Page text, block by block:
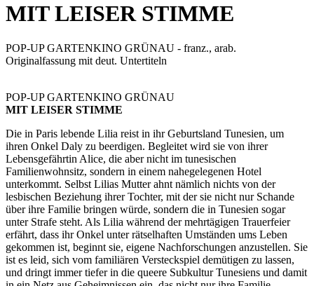
MIT LEISER STIMME
POP-UP GARTENKINO GRÜNAU - franz., arab.
Originalfassung mit deut. Untertiteln
POP-UP GARTENKINO GRÜNAU
MIT LEISER STIMME
Die in Paris lebende Lilia reist in ihr Geburtsland Tunesien, um
ihren Onkel Daly zu beerdigen. Begleitet wird sie von ihrer
Lebensgefährtin Alice, die aber nicht im tunesischen
Familienwohnsitz, sondern in einem nahegelegenen Hotel
unterkommt. Selbst Lilias Mutter ahnt nämlich nichts von der
lesbischen Beziehung ihrer Tochter, mit der sie nicht nur Schande
über ihre Familie bringen würde, sondern die in Tunesien sogar
unter Strafe steht. Als Lilia während der mehrtägigen Trauerfeier
erfährt, dass ihr Onkel unter rätselhaften Umständen ums Leben
gekommen ist, beginnt sie, eigene Nachforschungen anzustellen. Sie
ist es leid, sich vom familiären Versteckspiel demütigen zu lassen,
und dringt immer tiefer in die queere Subkultur Tunesiens und damit